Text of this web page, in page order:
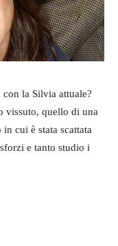
la Silvia attuale?
vissuto, quello di una
cui è stata scattata
e tanto studio i